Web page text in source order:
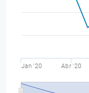
Jan '20 Abr '20